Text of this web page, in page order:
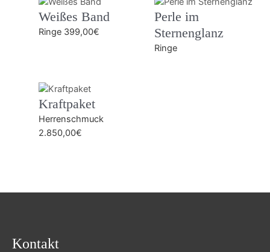
Weißes Band
Ringe 399,00€
Perle im
Sternenglanz
Ringe
Kraftpaket
Herrenschmuck
2.850,00€
Kontakt